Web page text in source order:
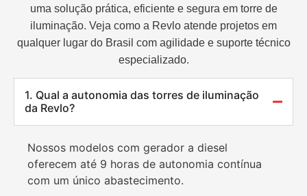
uma solução prática, eficiente e segura em torre de
iluminação. Veja como a Revlo atende projetos em
qualquer lugar do Brasil com agilidade e suporte técnico
especializado.
1. Qual a autonomia das torres de iluminação
da Revlo?
Nossos modelos com gerador a diesel
oferecem até 9 horas de autonomia contínua
com um único abastecimento.